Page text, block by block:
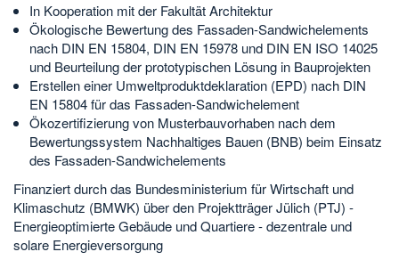
In Kooperation mit der Fakultät Architektur
Ökologische Bewertung des Fassaden-Sandwichelements
nach DIN EN 15804, DIN EN 15978 und DIN EN ISO 14025
und Beurteilung der prototypischen Lösung in Bauprojekten
Erstellen einer Umweltproduktdeklaration (EPD) nach DIN
EN 15804 für das Fassaden-Sandwichelement
Ökozertifizierung von Musterbauvorhaben nach dem
Bewertungssystem Nachhaltiges Bauen (BNB) beim Einsatz
des Fassaden-Sandwichelements
Finanziert durch das Bundesministerium für Wirtschaft und
Klimaschutz (BMWK) über den Projektträger Jülich (PTJ) -
Energieoptimierte Gebäude und Quartiere - dezentrale und
solare Energieversorgung